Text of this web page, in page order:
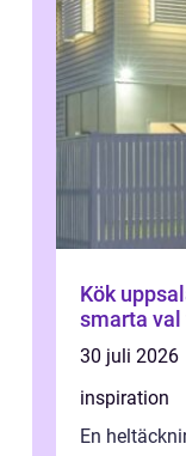
Kök uppsala planering,
smarta
30 juli 2026
inspiration
En